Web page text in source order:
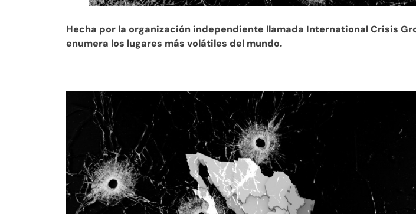
Hecha por la organización independiente llamada International Crisis
enumera los lugares más volátiles del mundo.